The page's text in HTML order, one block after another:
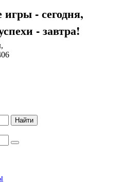
игры - сегодня,
- завтра!
Найти